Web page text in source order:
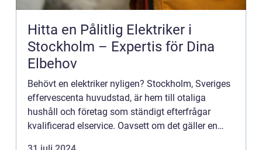
Hitta en Pålitlig Elektriker i
Stockholm – Expertis för Dina
Elbehov
Behövt en elektriker nyligen? Stockholm, Sveriges
effervescenta huvudstad, är hem till otaliga
hushåll och företag som ständigt efterfrågar
kvalificerad elservice. Oavsett om det gäller en